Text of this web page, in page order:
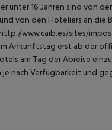
16 Jahren sind von
von den Hoteliers an
www.caib.es/sites/
Ankunftstag erst ab der
am Tag der Abreise
nach Verfügbarkeit und